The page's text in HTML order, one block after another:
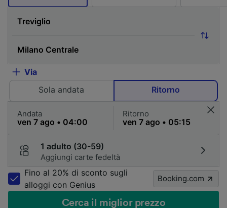
Via
Sola andata
Ritorno
Andata Ritorno
1 adulto (30-59)
Aggiungi carte fedeltà
Fino al 20% di sconto sugli
alloggi con Genius
Booking.com
Cerca il miglior prezzo